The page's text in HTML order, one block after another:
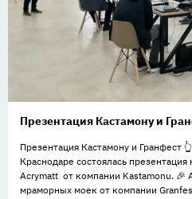
Презентация Кастамону и
Презентация Кастамону и Гранфест
Краснодаре состоялась
Acrymatt от компании Kastamonu. 🎉
мраморных моек от компании